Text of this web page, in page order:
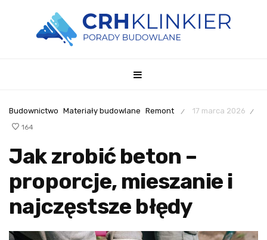
Budownictwo Materiały budowlane Remont / 17 marca 2026 /
164
Jak zrobić beton –
proporcje, mieszanie i
najczęstsze błędy